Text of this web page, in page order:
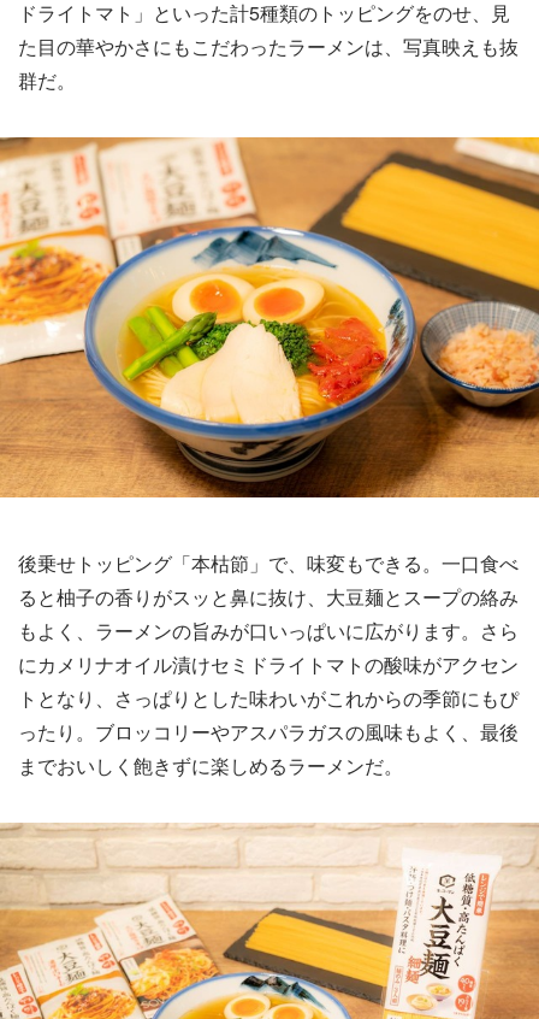
ドライトマト」といった計5種類のトッピングをのせ、見
た目の華やかさにもこだわったラーメンは、写真映えも抜
群だ。
後乗せトッピング「本枯節」で、味変もできる。一口食べ
ると柚子の香りがスッと鼻に抜け、大豆麺とスープの絡み
もよく、ラーメンの旨みが口いっぱいに広がります。さら
にカメリナオイル漬けセミドライトマトの酸味がアクセン
トとなり、さっぱりとした味わいがこれからの季節にもぴ
ったり。ブロッコリーやアスパラガスの風味もよく、最後
までおいしく飽きずに楽しめるラーメンだ。